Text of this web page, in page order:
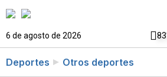
6 de agosto de 2026
Deportes Otros deportes